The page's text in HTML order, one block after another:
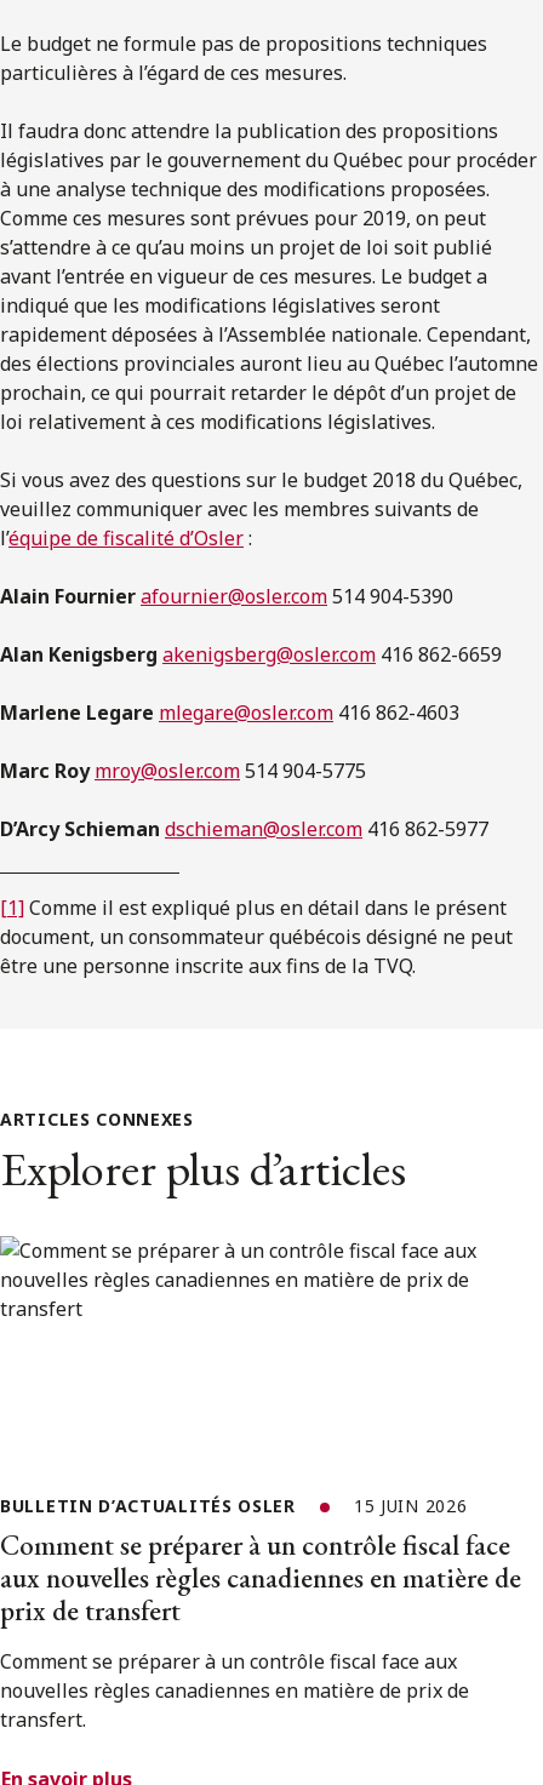
Le budget ne formule pas de propositions techniques
particulières à l’égard de ces mesures.
Il faudra donc attendre la publication des propositions
législatives par le gouvernement du Québec pour procéder
à une analyse technique des modifications proposées.
Comme ces mesures sont prévues pour 2019, on peut
s’attendre à ce qu’au moins un projet de loi soit publié
avant l’entrée en vigueur de ces mesures. Le budget a
indiqué que les modifications législatives seront
rapidement déposées à l’Assemblée nationale. Cependant,
des élections provinciales auront lieu au Québec l’automne
prochain, ce qui pourrait retarder le dépôt d’un projet de
loi relativement à ces modifications législatives.
Si vous avez des questions sur le budget 2018 du Québec,
veuillez communiquer avec les membres suivants de
l’équipe de fiscalité d’Osler:
Alain Fournierafournier@osler.com514 904-5390
Alan Kenigsberg akenigsberg@osler.com 416 862-6659
Marlene Legare mlegare@osler.com 416 862-4603
Marc Roy mroy@osler.com514 904-5775
D’Arcy Schieman dschieman@osler.com 416 862-5977
[1]Comme il est expliqué plus en détail dans le présent
document, un consommateur québécois désigné ne peut
être une personne inscrite aux fins de la TVQ.
ARTICLES CONNEXES
Explorer plus d’articles
BULLETIN D’ACTUALITÉS OSLER 15 JUIN 2026
Comment se préparer à un contrôle fiscal face
aux nouvelles règles canadiennes en matière de
prix de transfert
Comment se préparer à un contrôle fiscal face aux
nouvelles règles canadiennes en matière de prix de
transfert.
En savoir plus